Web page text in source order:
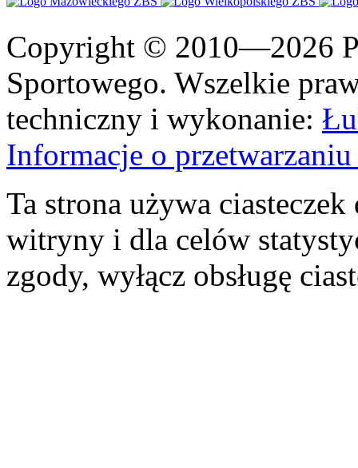
Copyright © 2010—2026
Sportowego. Wszelkie
techniczny i wykonanie:
Informacje o
Ta strona używa
witryny i dla celów
zgody, wyłącz obsługę